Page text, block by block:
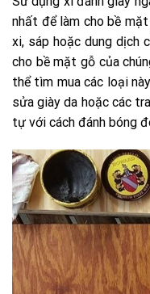
nhất để làm cho bề
xi, sáp hoặc dung dịch
cho bề mặt gỗ của
thể tìm mua các loại
sửa giày da hoặc các
tự với cách đánh bóng